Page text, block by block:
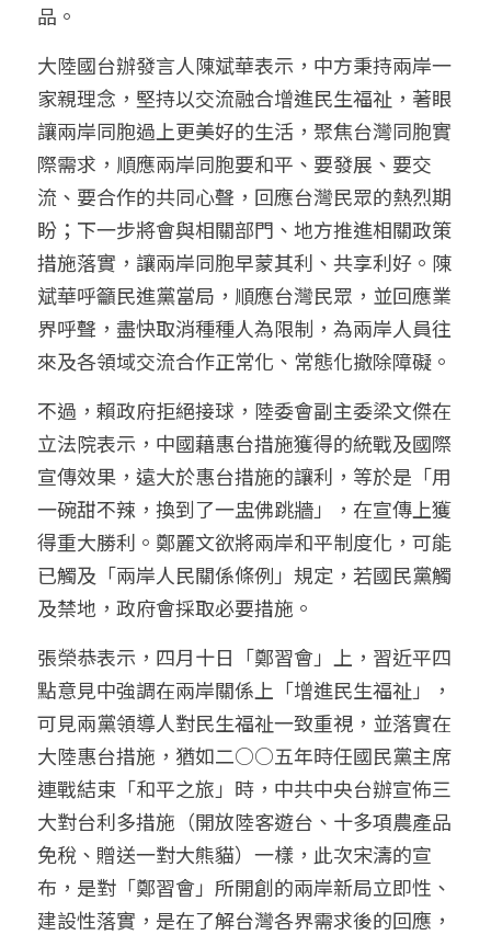
品。
大陸國台辦發言人陳斌華表示，中方秉持兩岸一
家親理念，堅持以交流融合增進民生福祉，著眼
讓兩岸同胞過上更美好的生活，聚焦台灣同胞實
際需求，順應兩岸同胞要和平、要發展、要交
流、要合作的共同心聲，回應台灣民眾的熱烈期
盼；下一步將會與相關部門、地方推進相關政策
措施落實，讓兩岸同胞早蒙其利、共享利好。陳
斌華呼籲民進黨當局，順應台灣民眾，並回應業
界呼聲，盡快取消種種人為限制，為兩岸人員往
來及各領域交流合作正常化、常態化撤除障礙。
不過，賴政府拒絕接球，陸委會副主委梁文傑在
立法院表示，中國藉惠台措施獲得的統戰及國際
宣傳效果，遠大於惠台措施的讓利，等於是「用
一碗甜不辣，換到了一盅佛跳牆」，在宣傳上獲
得重大勝利。鄭麗文欲將兩岸和平制度化，可能
已觸及「兩岸人民關係條例」規定，若國民黨觸
及禁地，政府會採取必要措施。
張榮恭表示，四月十日「鄭習會」上，習近平四
點意見中強調在兩岸關係上「增進民生福祉」，
可見兩黨領導人對民生福祉一致重視，並落實在
大陸惠台措施，猶如二○○五年時任國民黨主席
連戰結束「和平之旅」時，中共中央台辦宣佈三
大對台利多措施（開放陸客遊台、十多項農產品
免稅、贈送一對大熊貓）一樣，此次宋濤的宣
布，是對「鄭習會」所開創的兩岸新局立即性、
建設性落實，是在了解台灣各界需求後的回應，